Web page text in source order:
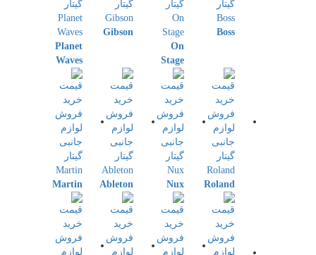
Boss
On
Stage
Gibson
Planet
Waves
Roland
Nux
Ableton
Martin